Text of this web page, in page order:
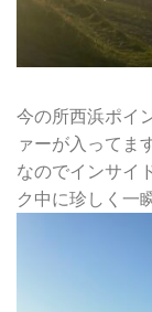
今の所西浜ポイ
ァーが入ってま
なのでインサイ
ク中に珍しく一